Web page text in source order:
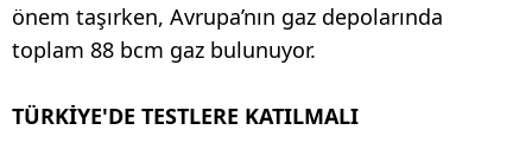
önem taşırken, Avrupa’nın gaz depolarında
toplam 88 bcm gaz bulunuyor.
TÜRKİYE'DE TESTLERE KATILMALI